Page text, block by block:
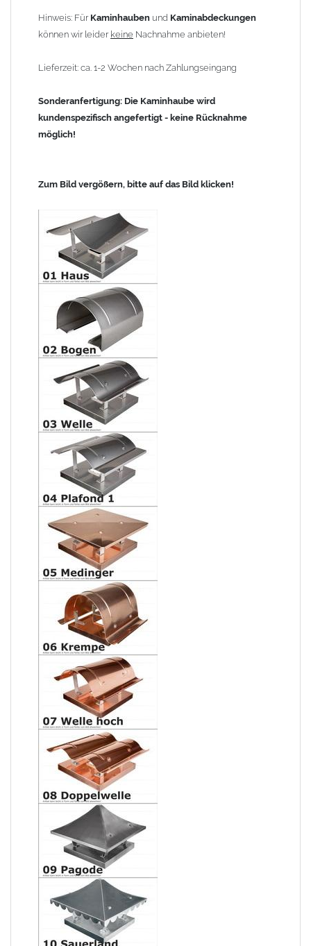
Hinweis: Für Kaminhauben und Kaminabdeckungen
können wir leider keine Nachnahme anbieten!
Lieferzeit: ca. 1-2 Wochen nach Zahlungseingang
Sonderanfertigung: Die Kaminhaube wird
kundenspezifisch angefertigt - keine Rücknahme
möglich!
Zum Bild vergößern, bitte auf das Bild klicken!